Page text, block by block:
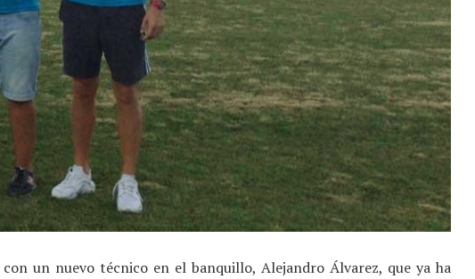
un nuevo técnico en el banquillo, Alejandro Álvarez, que ya ha